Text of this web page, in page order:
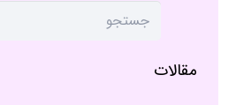
مقالات